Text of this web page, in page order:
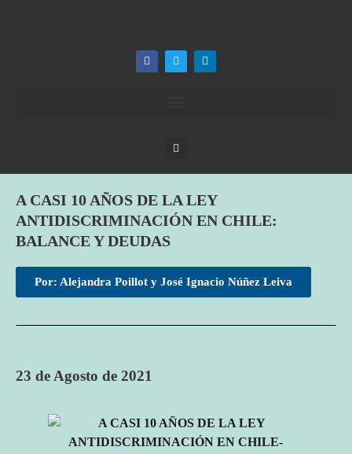
A CASI 10 AÑOS DE LA LEY
ANTIDISCRIMINACIÓN EN CHILE:
BALANCE Y DEUDAS
Por: Alejandra Poillot y José Ignacio Núñez Leiva
23 de Agosto de 2021